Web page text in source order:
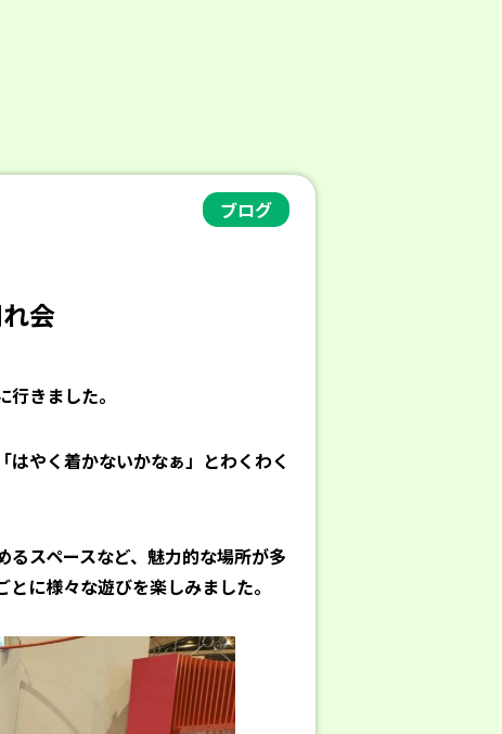
ブログ
会
きました。
やく着かないかなぁ」とわくわく
スペースなど、魅力的な場所が多
に様々な遊びを楽しみました。